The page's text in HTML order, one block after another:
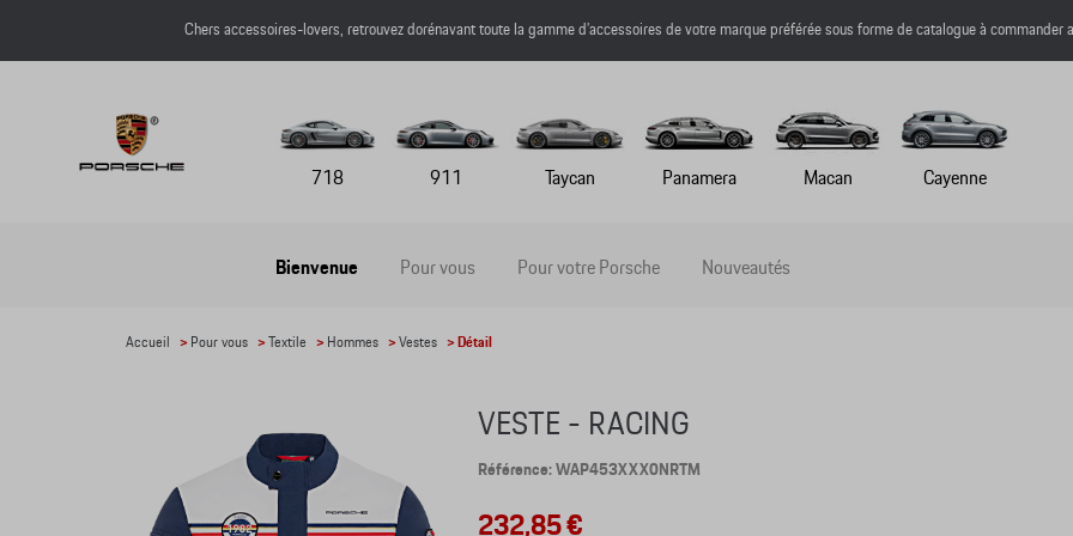
Chers accessoires-lovers, retrouvez dorénavant toute la gamme d’accessoires de votre marque préférée sous forme de catalogue à commander
718 911 Taycan Panamera Macan Cayenne
Bienvenue Pour vous Pour votre Porsche Nouveautés
Accueil > Pour vous >Textile > Hommes >Vestes > Détail
VESTE - RACING
Référence: WAP453XXX0NRTM
232,85 €